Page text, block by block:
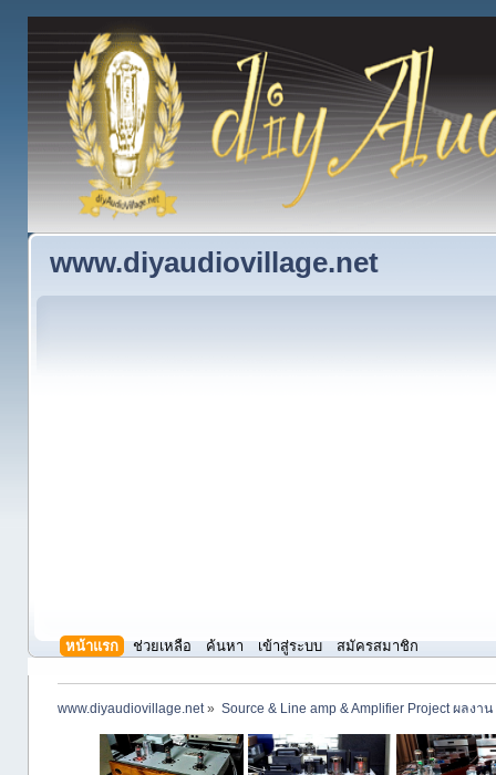
www.diyaudiovillage.net
หน้าแรก ช่วยเหลือ ค้นหา เข้าสู่ระบบ สมัครสมาชิก
www.diyaudiovillage.net» Source & Line amp & Amplifier Project ผลงาน